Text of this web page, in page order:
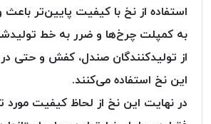
استفاده از نخ‌ با کیفیت پایین‌تر
به کمپلت چرخ‌ها و ضرر به خط
از تولیدکنندگان صندل، کفش و حتی در
این نخ استفاده می‌کنند.
در نهایت این نخ از لحاظ کیفیت مورد